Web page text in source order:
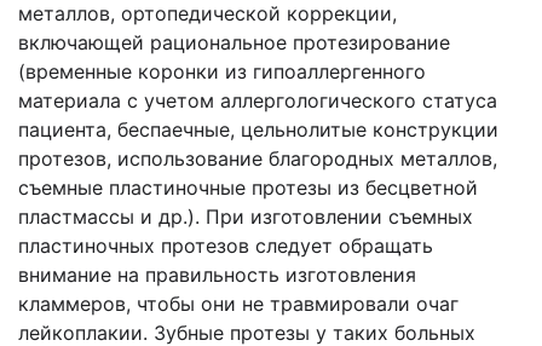
металлов, ортопедической коррекции,
включающей рациональное протезирование
(временные коронки из гипоаллергенного
материала с учетом аллергологического статуса
пациента, беспаечные, цельнолитые конструкции
протезов, использование благородных металлов,
съемные пластиночные протезы из бесцветной
пластмассы и др.). При изготовлении съемных
пластиночных протезов следует обращать
внимание на правильность изготовления
кламмеров, чтобы они не травмировали очаг
лейкоплакии. Зубные протезы у таких больных